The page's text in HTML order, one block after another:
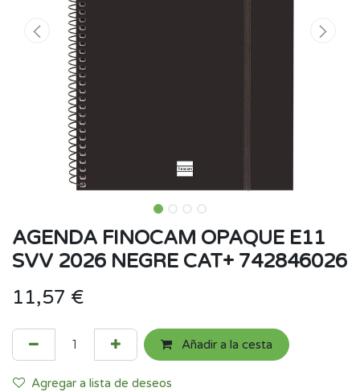
AGENDA FINOCAM OPAQUE E11
SVV 2026 NEGRE CAT+ 742846026
11,57 €
Añadir a la cesta
Agregar a lista de deseos